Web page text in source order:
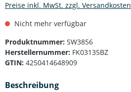
Preise inkl. MwSt. zzgl. Versandkosten
Nicht mehr verfügbar
Produktnummer: SW3856
Herstellernummer: FK03135BZ
GTIN: 4250414648909
Beschreibung